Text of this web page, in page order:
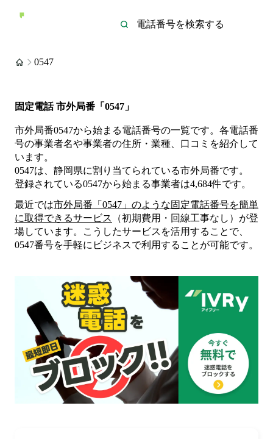
0547
固定電話 市外局番「0547」
市外局番0547から始まる電話番号の一覧です。各電話番
号の事業者名や事業者の住所・業種、口コミを紹介して
います。
0547は、静岡県に割り当てられている市外局番です。
登録されている0547から始まる事業者は4,684件です。
最近では市外局番「 0547 」のような固定電話番号を簡単
に取得できるサービス
（初期費用・回線工事なし）が登
場しています。こうしたサービスを活用することで、
0547番号を手軽にビジネスで利用することが可能です。